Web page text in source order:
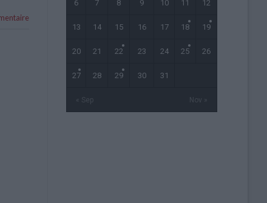
« Sep Nov »
6 7 8 9 10 11 12
13 14 15 16 17 18 19
20 21 22 23 24 25 26
27 28 29 30 31